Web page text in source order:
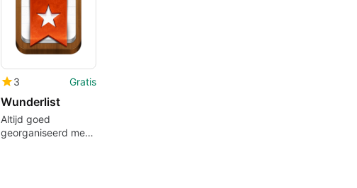
3 Gratis
Wunderlist
Altijd goed
georganiseerd met